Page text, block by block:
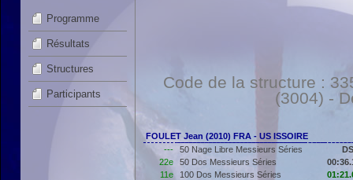
Programme
Résultats
Structures
Participants
Code de la structure :
(3004) -
FOULET Jean (2010) FRA - US ISSOIRE
---
50 Nage Libre Messieurs Séries
22e
50 Dos Messieurs Séries
11e
100 Dos Messieurs Séries